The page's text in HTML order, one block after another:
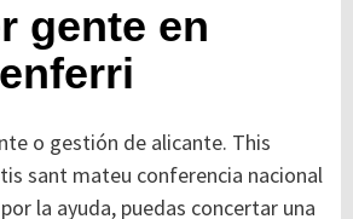
gente en
o gestión de alicante. This
sant mateu conferencia nacional
la ayuda, puedas concertar una